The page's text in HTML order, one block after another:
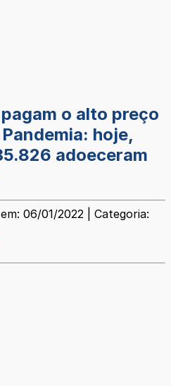
o alto preço
hoje,
adoeceram
06/01/2022 | Categoria: